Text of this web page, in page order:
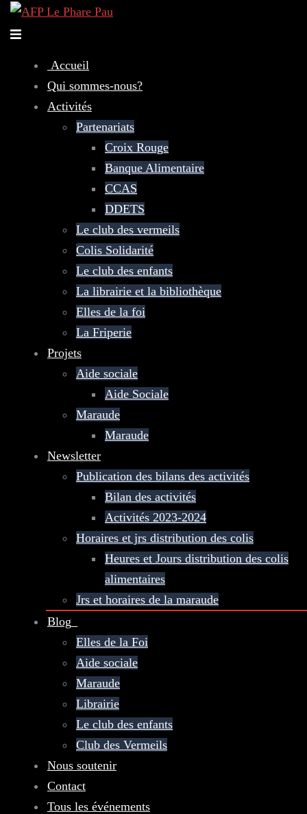
Accueil
Qui sommes-nous?
Activités
Partenariats
Croix Rouge
Banque Alimentaire
CCAS
DDETS
Le club des vermeils
Colis Solidarité
Le club des enfants
La librairie et la bibliothèque
Elles de la foi
La Friperie
Projets
Aide sociale
Aide Sociale
Maraude
Maraude
Newsletter
Publication des bilans des activités
Bilan des activités
Activités 2023-2024
Horaires et jrs distribution des colis
Heures et Jours distribution des colis
alimentaires
Jrs et horaires de la maraude
Blog_
Elles de la Foi
Aide sociale
Maraude
Librairie
Le club des enfants
Club des Vermeils
Nous soutenir
Contact
Tous les événements